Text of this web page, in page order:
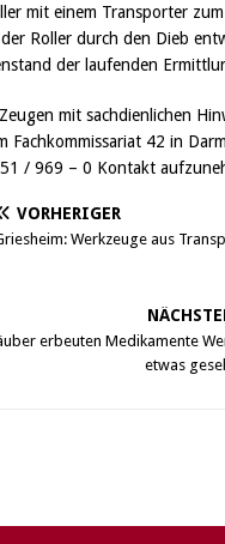
mit einem Transporter
Roller durch den Dieb
der laufenden
mit sachdienlichen
Fachkommissariat 42 in
/ 969 – 0 Kontakt
VORHERIGER
Werkzeuge aus
erbeuten Medikamente
etwas